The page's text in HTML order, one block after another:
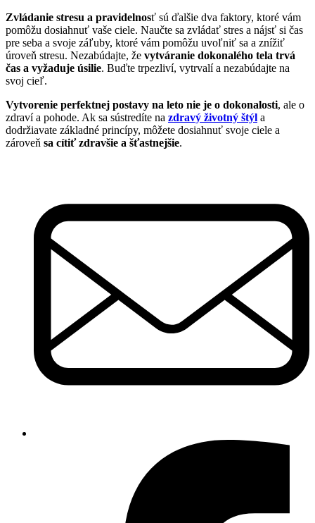
Zvládanie stresu a pravidelnosť sú ďalšie dva faktory, ktoré vám
pomôžu dosiahnuť vaše ciele. Naučte sa zvládať stres a nájsť si čas
pre seba a svoje záľuby, ktoré vám pomôžu uvoľniť sa a znížiť
úroveň stresu. Nezabúdajte, že vytváranie dokonalého tela trvá
čas a vyžaduje úsilie. Buďte trpezliví, vytrvalí a nezabúdajte na
svoj cieľ.
Vytvorenie perfektnej postavy na leto nie je o dokonalosti, ale o
zdraví a pohode. Ak sa sústredíte na zdravý životný štýl a
dodržiavate základné princípy, môžete dosiahnuť svoje ciele a
zároveň sa cítiť zdravšie a šťastnejšie.